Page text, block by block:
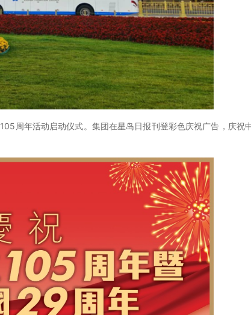
周年活动启动仪式。集团在星岛日报刊登彩色庆祝广告，庆祝